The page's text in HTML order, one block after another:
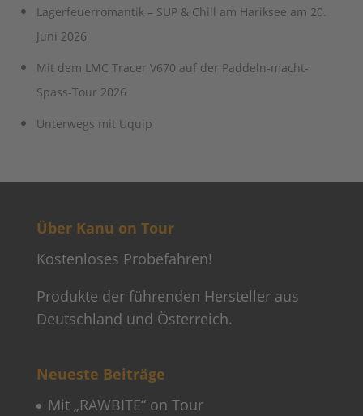
Lagerfeuerromantik – SUP & Chill am Hariksee am 20.
Juni 2026
Mit dem LMC Tracer V670 auf der Paddeln-macht-
Spass-Tour 2026
Unterwegs mit Uquip
Über Kanu on Tour
Kostenloses Probefahren!
Produkte der führenden Hersteller aus
Deutschland und Österreich.
Neueste Beiträge
Mit „RAWBITE“ on Tour